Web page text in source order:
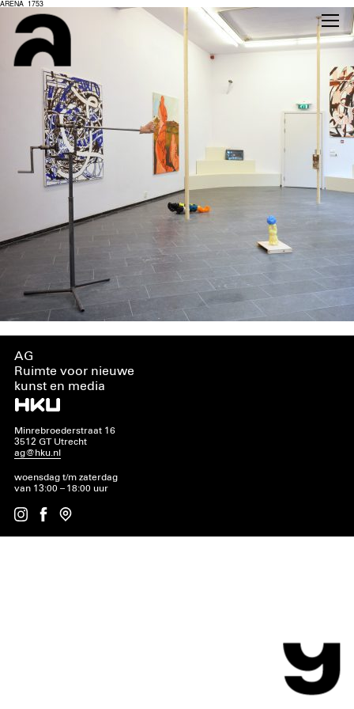
ARENA_1753
AG
Ruimte voor nieuwe
kunst en media
Minrebroederstraat 16
3512 GT Utrecht
ag@hku.nl
woensdag t/m zaterdag
van 13:00 – 18:00 uur